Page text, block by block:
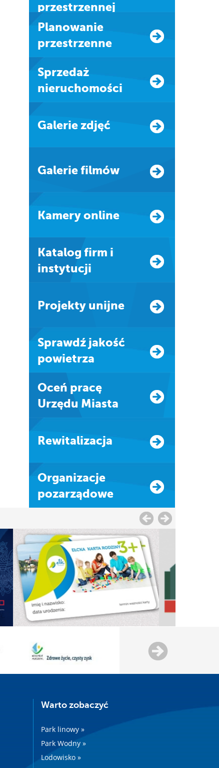
przestrzennej
Planowanie
przestrzenne
Sprzedaż
nieruchomości
Galerie zdjęć
Galerie filmów
Kamery online
Katalog firm i
instytucji
Projekty unijne
Sprawdź jakość
powietrza
Oceń pracę
Urzędu Miasta
Rewitalizacja
Organizacje
pozarządowe
Warto zobaczyć
Park linowy »
Park Wodny »
Lodowisko »